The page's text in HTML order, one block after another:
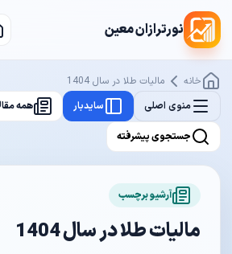
نورترازان معین
خانه
مالیات طلا در سال 1404
منوی اصلی
سایدبار همه
جستجوی پیشرفته
آرشیو برچسب
مالیات طلا در سال 1404